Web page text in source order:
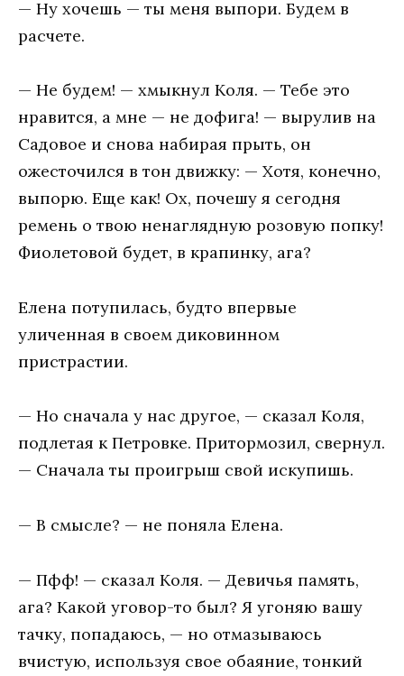
— Ну хочешь — ты меня выпори. Будем в
расчете.
— Не будем! — хмыкнул Коля. — Тебе это
нравится, а мне — не дофига! — вырулив на
Садовое и снова набирая прыть, он
ожесточился в тон движку: — Хотя, конечно,
выпорю. Еще как! Ох, почешу я сегодня
ремень о твою ненаглядную розовую попку!
Фиолетовой будет, в крапинку, ага?
Елена потупилась, будто впервые
уличенная в своем диковинном
пристрастии.
— Но сначала у нас другое, — сказал Коля,
подлетая к Петровке. Притормозил, свернул.
— Сначала ты проигрыш свой искупишь.
— В смысле? — не поняла Елена.
— Пфф! — сказал Коля. — Девичья память,
ага? Какой уговор-то был? Я угоняю вашу
тачку, попадаюсь, — но отмазываюсь
вчистую, используя свое обаяние, тонкий